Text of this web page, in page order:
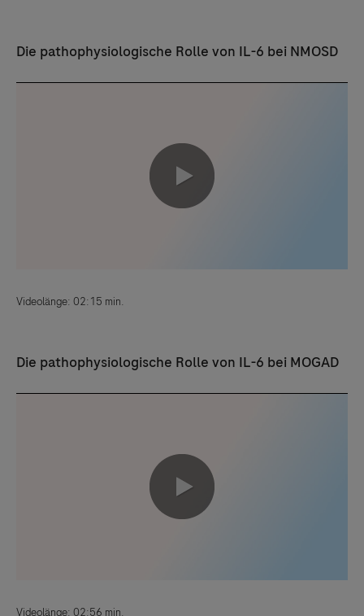
Die pathophysiologische Rolle von IL-6 bei NMOSD
Videolänge: 02:15 min.
Die pathophysiologische Rolle von IL-6 bei MOGAD
Videolänge: 02:56 min.